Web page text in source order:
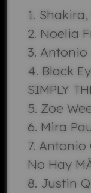
Noelia
Antonio
Black
SIMPLY
Zoe
Mira
Antonio
No Hay
Justin